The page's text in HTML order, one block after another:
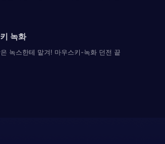
녹화
녹스한테 맡겨! 마우스키-녹화 던전 끝